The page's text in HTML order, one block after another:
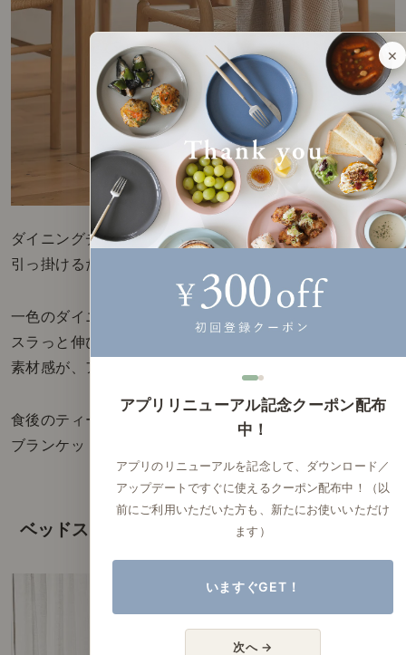
ダイニングチェアも、
引っ掛けるだけで様になるコーディネートポイント。
一色のダイニングエリアに対して、
スラっと伸びるブランケットのシルエットや色、
素材感が、アクセントに。
食後のティータイムなど、テレビを見ながら過ごす際、
ブランケットをサッと取るのにも便利です。
ベッドスプレッドとして。
×
アプリリニューアル記念クーポン配布
中！
アプリのリニューアルを記念して、ダウンロード／
アップデートですぐに使えるクーポン配布中！（以
前にご利用いただいた方も、新たにお使いいただけ
ます）
いますぐGET！
次へ →